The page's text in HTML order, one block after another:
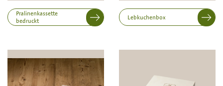
Länge
Breite
Pralinenkassette
bedruckt
Lebkuchenbox